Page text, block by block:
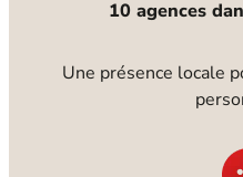
10 agences
Une présence locale